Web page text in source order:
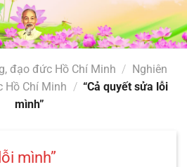
đạo đức Hồ Chí Minh / Nghiên
Hồ Chí Minh / “Cả quyết sửa lỗi
mình”
mình”